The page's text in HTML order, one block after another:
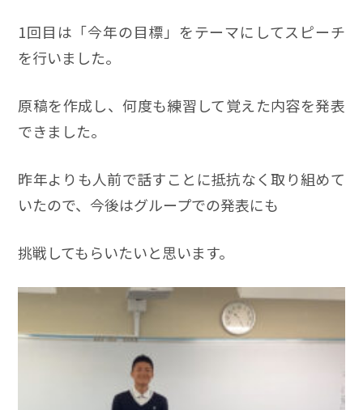
1回目は「今年の目標」をテーマにしてスピーチ
を行いました。
原稿を作成し、何度も練習して覚えた内容を発表
できました。
昨年よりも人前で話すことに抵抗なく取り組めて
いたので、今後はグループでの発表にも
挑戦してもらいたいと思います。